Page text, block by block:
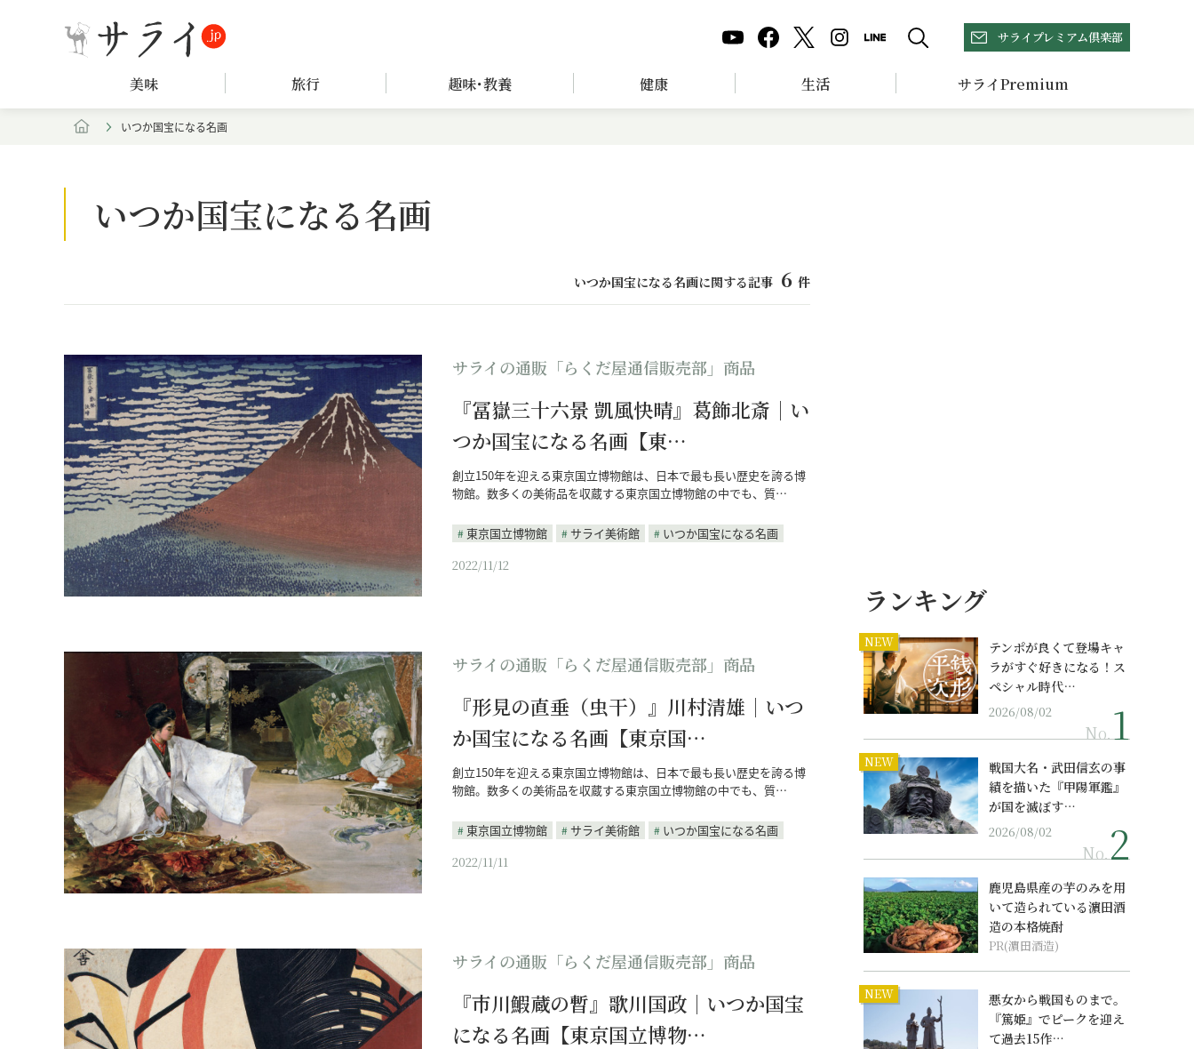
サライプレミアム倶楽部
美味 旅行 趣味･教養 健康 生活 サライPremium
いつか国宝になる名画
いつか国宝になる名画
いつか国宝になる名画に関する記事 6 件
サライの通販「らくだ屋通信販売部」商品
『冨嶽三十六景 凱風快晴』葛飾北斎｜い
つか国宝になる名画【東…
創立150年を迎える東京国立博物館は、日本で最も長い歴史を誇る博
物館。数多くの美術品を収蔵する東京国立博物館の中でも、質…
東京国立博物館 サライ美術館
いつか国宝になる名画
2022/11/12
サライの通販「らくだ屋通信販売部」商品
『形見の直垂（虫干）』川村清雄｜いつ
か国宝になる名画【東京国…
創立150年を迎える東京国立博物館は、日本で最も長い歴史を誇る博
物館。数多くの美術品を収蔵する東京国立博物館の中でも、質…
東京国立博物館 サライ美術館
いつか国宝になる名画
2022/11/11
サライの通販「らくだ屋通信販売部」商品
『市川鰕蔵の暫』歌川国政｜いつか国宝
になる名画【東京国立博物…
ランキング
NEW
テンポが良くて登場キャ
ラがすぐ好きになる！ス
ペシャル時代…
2026/08/02
No.
NEW
戦国大名・武田信玄の事
績を描いた『甲陽軍鑑』
が国を滅ぼす…
2026/08/02
No.
鹿児島県産の芋のみを用
いて造られている濵田酒
造の本格焼酎
PR(濵田酒造)
NEW
悪女から戦国ものまで。
『篤姫』でピークを迎え
て過去15作…